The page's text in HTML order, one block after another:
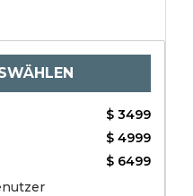
$ 3499
$ 4999
$ 6499